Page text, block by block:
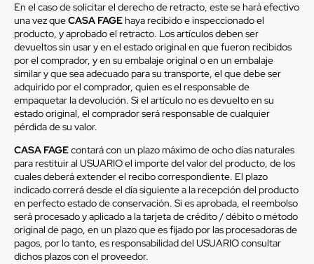
En el caso de solicitar el derecho de retracto, este se hará efectivo
una vez queCASA FAGEhaya recibido e inspeccionado el
producto, y aprobado el retracto. Los artículos deben ser
devueltos sin usar y en el estado original en que fueron recibidos
por el comprador, y en su embalaje original o en un embalaje
similar y que sea adecuado para su transporte, el que debe ser
adquirido por el comprador, quien es el responsable de
empaquetar la devolución. Si el artículo no es devuelto en su
estado original, el comprador será responsable de cualquier
pérdida de su valor.
CASA FAGEcontará con un plazo máximo de ocho días naturales
para restituir al USUARIO el importe del valor del producto, de los
cuales deberá extender el recibo correspondiente. El plazo
indicado correrá desde el día siguiente a la recepción del producto
en perfecto estado de conservación. Si es aprobada, el reembolso
será procesado y aplicado a la tarjeta de crédito / débito o método
original de pago, en un plazo que es fijado por las procesadoras de
pagos, por lo tanto, es responsabilidad del USUARIO consultar
dichos plazos con el proveedor.